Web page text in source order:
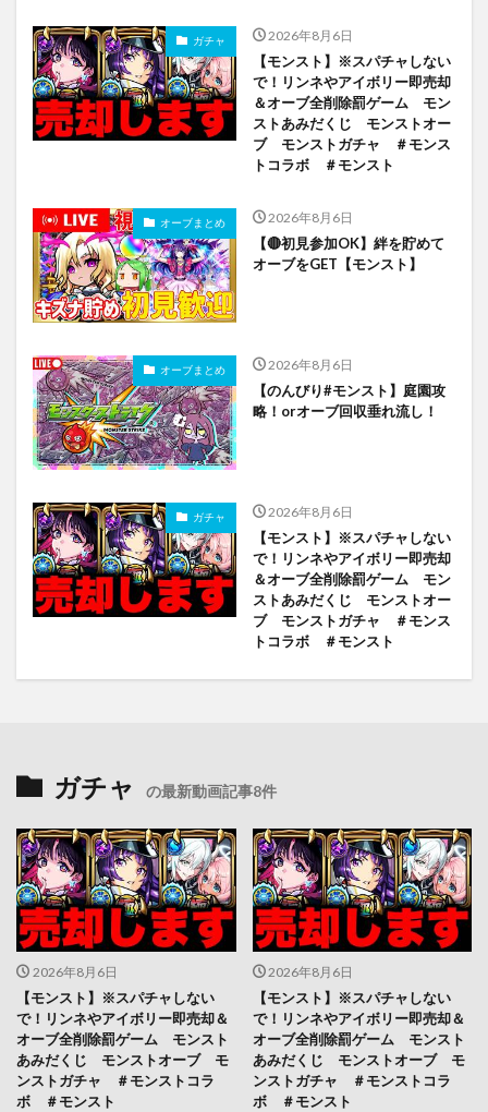
ガチャ 2026年8月6日
【モンスト】※スパチャしない
で！リンネやアイボリー即売却
＆オーブ全削除罰ゲーム モン
ストあみだくじ モンストオー
ブ モンストガチャ ＃モンス
トコラボ ＃モンスト
オーブまとめ 2026年8月6日
【🔴初見参加OK】絆を貯めて
オーブをGET【モンスト】
オーブまとめ 2026年8月6日
【のんびり#モンスト】庭園攻
略！orオーブ回収垂れ流し！
ガチャ 2026年8月6日
【モンスト】※スパチャしない
で！リンネやアイボリー即売却
＆オーブ全削除罰ゲーム モン
ストあみだくじ モンストオー
ブ モンストガチャ ＃モンス
トコラボ ＃モンスト
ガチャ の最新動画記事8件
2026年8月6日
【モンスト】※スパチャしない
で！リンネやアイボリー即売却＆
オーブ全削除罰ゲーム モンスト
あみだくじ モンストオーブ モ
ンストガチャ ＃モンストコラ
ボ ＃モンスト
2026年8月6日
【モンスト】※スパチャしない
で！リンネやアイボリー即売却＆
オーブ全削除罰ゲーム モンスト
あみだくじ モンストオーブ モ
ンストガチャ ＃モンストコラ
ボ ＃モンスト